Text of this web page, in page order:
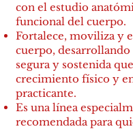
con el estudio
funcional del cuerpo.
Fortalece, moviliza y
cuerpo, desarrollando
segura y sostenida
crecimiento físico y
practicante.
Es una línea
recomendada para